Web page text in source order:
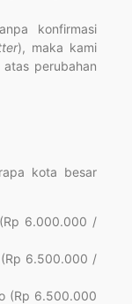
konfirmasi
), maka kami
perubahan
kota besar
6.000.000 /
(Rp 6.500.000 /
(Rp 6.500.000